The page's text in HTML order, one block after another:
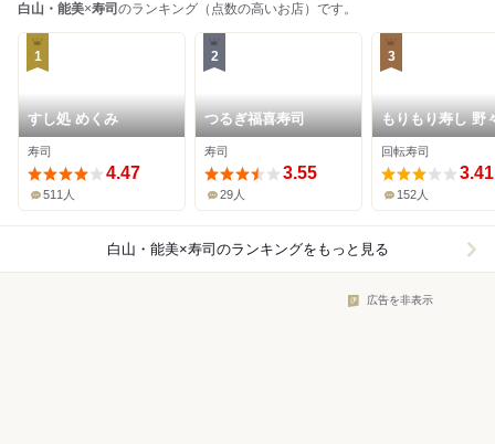
白山・能美×寿司 のランキング（点数の高いお店）です。
1
すし処 めくみ
寿司
4.47
511人
2
つるぎ福喜寿司
寿司
3.55
29人
3
もりもり寿し 野
本店
回転寿司
3.41
152人
白山・能美×寿司 のランキングをもっと見る
広告を非表示